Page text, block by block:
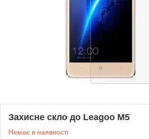
Захисне скло до Leagoo M5
Немає в наявності